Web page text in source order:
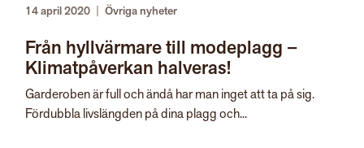
14 april 2020 Övriga nyheter
Från hyllvärmare till modeplagg –
Klimatpåverkan halveras!
Garderoben är full och ändå har man inget att ta på sig.
Fördubbla livslängden på dina plagg och...